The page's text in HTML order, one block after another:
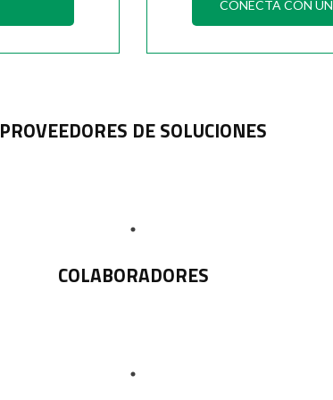
CONECTA CON
PROVEEDORES DE SOLUCIONES
COLABORADORES